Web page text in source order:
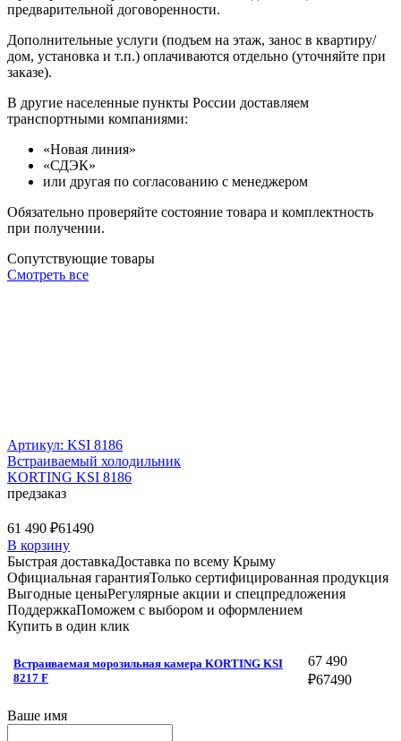
предварительной договоренности.
Дополнительные услуги (подъем на этаж, занос в квартиру/
дом, установка и т.п.) оплачиваются отдельно (уточняйте при
заказе).
В другие населенные пункты России доставляем
транспортными компаниями:
«Новая линия»
«СДЭК»
или другая по согласованию с менеджером
Обязательно проверяйте состояние товара и комплектность
при получении.
Сопутствующие товары
Смотреть все
Артикул: KSI 8186
Встраиваемый холодильник
KORTING KSI 8186
предзаказ
61 490 ₽61490
В корзину
Быстрая доставкаДоставка по всему Крыму
Официальная гарантияТолько сертифицированная продукция
Выгодные ценыРегулярные акции и спецпредложения
ПоддержкаПоможем с выбором и оформлением
Купить в один клик
Встраиваемая морозильная камера KORTING KSI
8217 F
67 490
₽67490
Ваше имя